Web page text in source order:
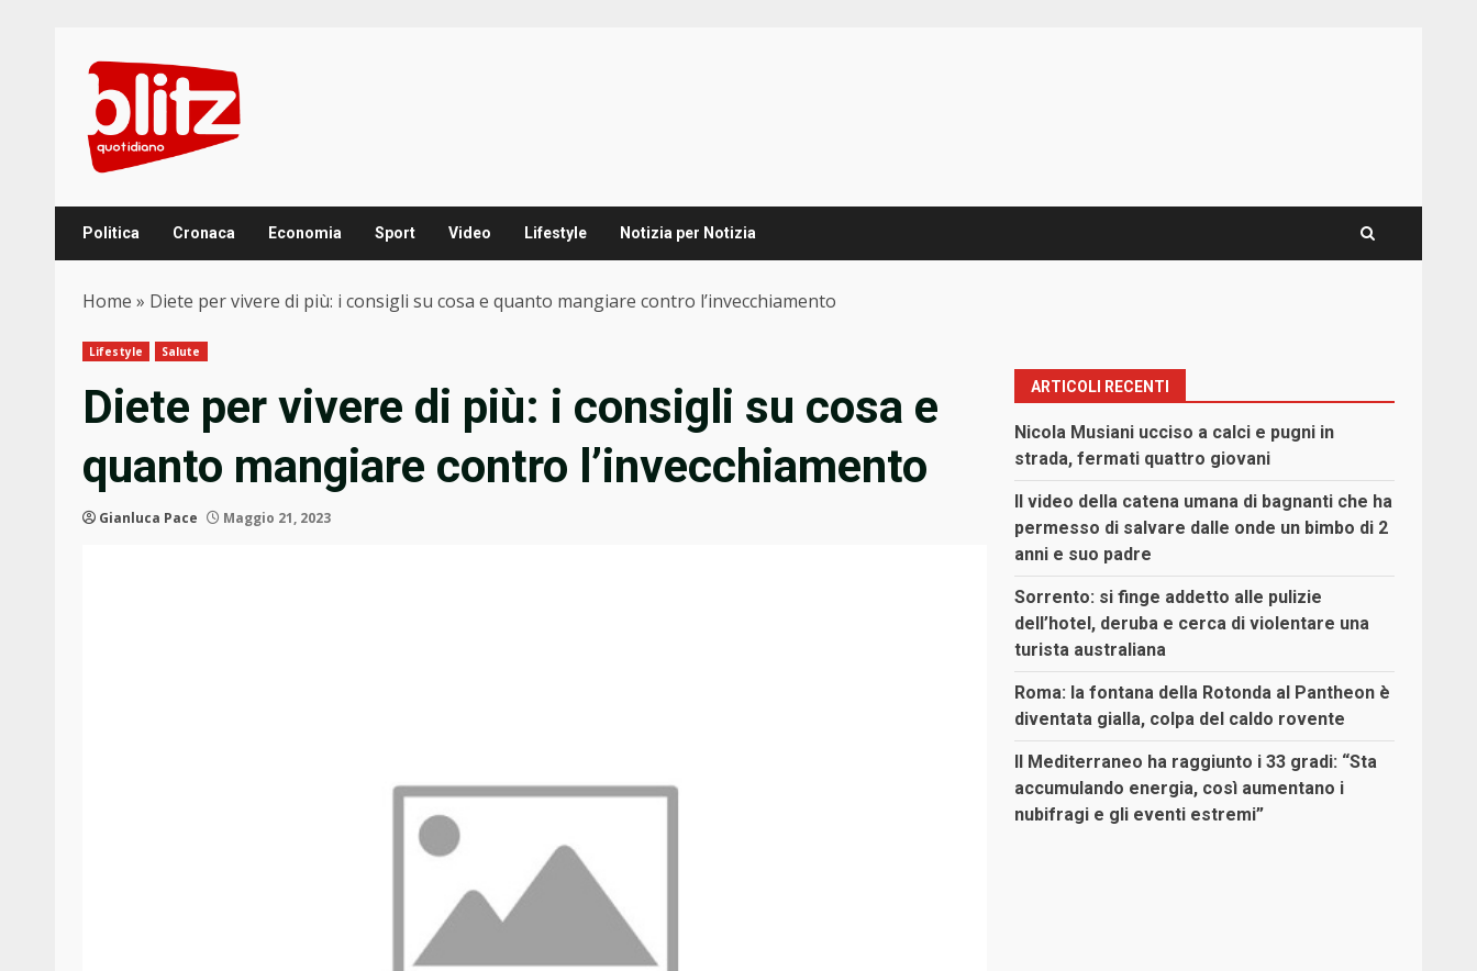
content
Politica Cronaca Economia Sport Video Lifestyle Notizia per Notizia
Home » Diete per vivere di più: i consigli su cosa e quanto mangiare contro l’invecchiamento
Lifestyle Salute
Diete per vivere di più: i consigli su cosa e
quanto mangiare contro l’invecchiamento
Gianluca Pace Maggio 21, 2023
ARTICOLI RECENTI
Nicola Musiani ucciso a calci e pugni in
strada, fermati quattro giovani
Il video della catena umana di bagnanti che ha
permesso di salvare dalle onde un bimbo di 2
anni e suo padre
Sorrento: si finge addetto alle pulizie
dell’hotel, deruba e cerca di violentare una
turista australiana
Roma: la fontana della Rotonda al Pantheon è
diventata gialla, colpa del caldo rovente
Il Mediterraneo ha raggiunto i 33 gradi: “Sta
accumulando energia, così aumentano i
nubifragi e gli eventi estremi”